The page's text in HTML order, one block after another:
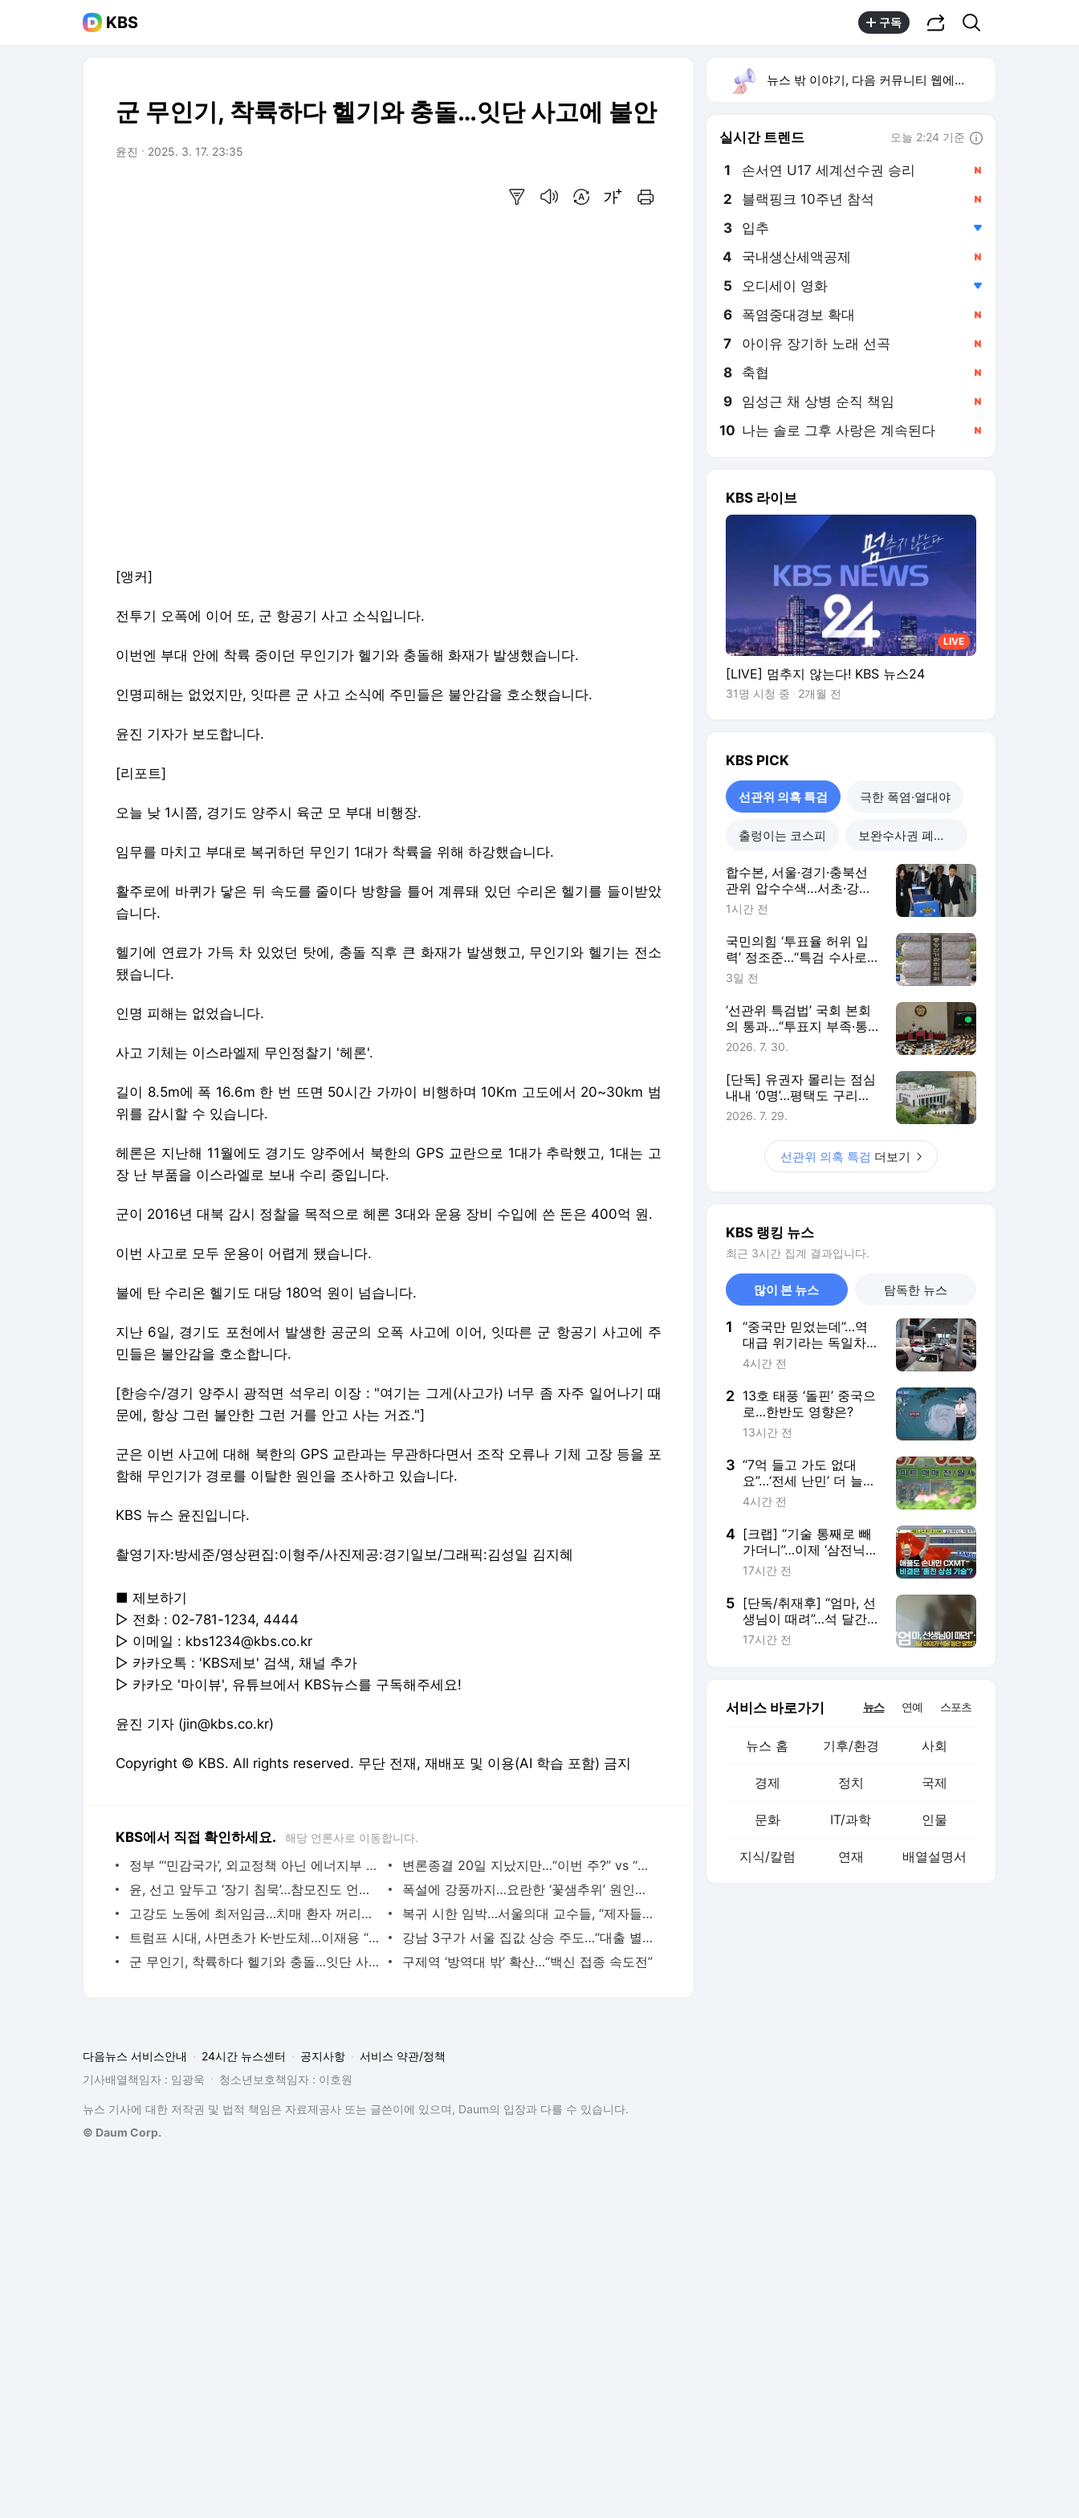
KBS 구독
군 무인기, 착륙하다 헬기와 충돌…잇단 사고에 불안
윤진 2025. 3. 17. 23:35
[앵커]
전투기 오폭에 이어 또, 군 항공기 사고 소식입니다.
이번엔 부대 안에 착륙 중이던 무인기가 헬기와 충돌해 화재가 발생했습니다.
인명피해는 없었지만, 잇따른 군 사고 소식에 주민들은 불안감을 호소했습니다.
윤진 기자가 보도합니다.
[리포트]
오늘 낮 1시쯤, 경기도 양주시 육군 모 부대 비행장.
임무를 마치고 부대로 복귀하던 무인기 1대가 착륙을 위해 하강했습니다.
활주로에 바퀴가 닿은 뒤 속도를 줄이다 방향을 틀어 계류돼 있던 수리온 헬기를 들이받았
습니다.
헬기에 연료가 가득 차 있었던 탓에, 충돌 직후 큰 화재가 발생했고, 무인기와 헬기는 전소
됐습니다.
인명 피해는 없었습니다.
사고 기체는 이스라엘제 무인정찰기 '헤론'.
길이 8.5m에 폭 16.6m 한 번 뜨면 50시간 가까이 비행하며 10Km 고도에서 20~30km 범
위를 감시할 수 있습니다.
헤론은 지난해 11월에도 경기도 양주에서 북한의 GPS 교란으로 1대가 추락했고, 1대는 고
장 난 부품을 이스라엘로 보내 수리 중입니다.
군이 2016년 대북 감시 정찰을 목적으로 헤론 3대와 운용 장비 수입에 쓴 돈은 400억 원.
이번 사고로 모두 운용이 어렵게 됐습니다.
불에 탄 수리온 헬기도 대당 180억 원이 넘습니다.
지난 6일, 경기도 포천에서 발생한 공군의 오폭 사고에 이어, 잇따른 군 항공기 사고에 주
민들은 불안감을 호소합니다.
[한승수/경기 양주시 광적면 석우리 이장 : "여기는 그게(사고가) 너무 좀 자주 일어나기 때
문에, 항상 그런 불안한 그런 거를 안고 사는 거죠."]
군은 이번 사고에 대해 북한의 GPS 교란과는 무관하다면서 조작 오류나 기체 고장 등을 포
함해 무인기가 경로를 이탈한 원인을 조사하고 있습니다.
KBS 뉴스 윤진입니다.
촬영기자:방세준/영상편집:이형주/사진제공:경기일보/그래픽:김성일 김지혜
■ 제보하기
▷ 전화 : 02-781-1234, 4444
▷ 이메일 : kbs1234@kbs.co.kr
▷ 카카오톡 : 'KBS제보' 검색, 채널 추가
▷ 카카오 '마이뷰', 유튜브에서 KBS뉴스를 구독해주세요!
윤진 기자 (jin@kbs.co.kr)
Copyright © KBS. All rights reserved. 무단 전재, 재배포 및 이용(AI 학습 포함) 금지
KBS에서 직접 확인하세요. 해당 언론사로 이동합니다.
정부 “‘민감국가’, 외교정책 아닌 에너지부 산하 연구소 보안 문제”
변론종결 20일 지났지만…“이번 주?” vs “더 늦을 수도”
윤, 선고 앞두고 ‘장기 침묵’…참모진도 언행 자제
폭설에 강풍까지…요란한 ‘꽃샘추위’ 원인은?
고강도 노동에 최저임금…치매 환자 꺼리는 요양보호사들
복귀 시한 임박…서울의대 교수들, “제자들 오만” 작심 비판
트럼프 시대, 사면초가 K-반도체…이재용 “사즉생 각오해야”
강남 3구가 서울 집값 상승 주도…“대출 별도 관리”
군 무인기, 착륙하다 헬기와 충돌…잇단 사고에 불안
구제역 ‘방역대 밖’ 확산…“백신 접종 속도전”
뉴스 밖 이야기, 다음 커뮤니티 웹에서 보기
실시간 트렌드 오늘 2:24 기준
1 손서연 U17 세계선수권 승리
2 블랙핑크 10주년 참석
4 국내생산세액공제
5 오디세이 영화
6 폭염중대경보 확대
7 아이유 장기하 노래 선곡
8 축협
9 임성근 채 상병 순직 책임
10 나는 솔로 그후 사랑은 계속된다
KBS 라이브
LIVE
[LIVE] 멈추지 않는다! KBS 뉴스24
31명 시청 중 2개월 전
KBS PICK
선관위 의혹 특검 극한 폭염·열대야
출렁이는 코스피 보완수사권 폐지 진통
합수본, 서울·경기·충북선
관위 압수수색…서초·강남
도 ‘통계조작’ 정황
1시간 전
국민의힘 ‘투표율 허위 입
력’ 정조준…“특검 수사로
전모 밝혀야”
3일 전
‘선관위 특검법’ 국회 본회
의 통과…“투표지 부족·통
계 조작 의혹 등 수사”
2026. 7. 30.
[단독] 유권자 몰리는 점심
내내 ‘0명’…평택도 구리도
수상한 투표율
2026. 7. 29.
선관위 의혹 특검 더보기
KBS 랭킹 뉴스
최근 3시간 집계 결과입니다.
많이 본 뉴스 탐독한 뉴스
1
“중국만 믿었는데”…역
대급 위기라는 독일차
근황 [잇슈 머니]
4시간 전
2 13호 태풍 ‘돌핀’ 중국으
로…한반도 영향은?
13시간 전
3 “7억 들고 가도 없대
요”…‘전세 난민’ 더 늘어
난다? [잇슈 머니]
4시간 전
4 [크랩] “기술 통째로 빼
가더니”…이제 ‘삼전닉
스’ 노리는 중국 CXMT
17시간 전
5 [단독/취재후] “엄마, 선
생님이 때려”…석 달간
이어진 세 살 아이의 호
17시간 전
서비스 바로가기 뉴스 연예 스포츠
뉴스 홈 기후/환경 사회
경제 정치 국제
문화 IT/과학 인물
지식/칼럼 연재 배열설명서
다음뉴스 서비스안내 24시간 뉴스센터 공지사항
서비스 약관/정책
기사배열책임자 : 임광욱
청소년보호책임자 : 이호원
뉴스 기사에 대한 저작권 및 법적 책임은 자료제공사 또는 글쓴이에 있으며, Daum의 입장과 다를 수 있습니다.
© Daum Corp.